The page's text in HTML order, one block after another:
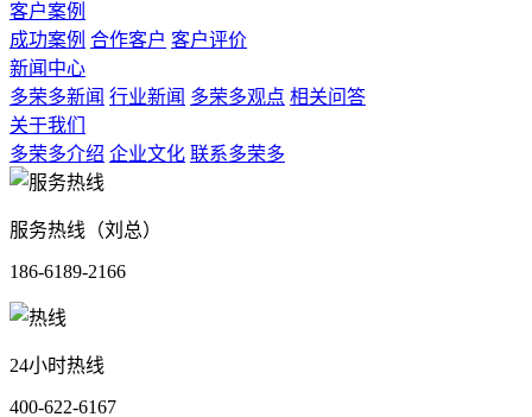
客户案例
成功案例 合作客户 客户评价
新闻中心
多荣多新闻 行业新闻 多荣多观点 相关问答
关于我们
多荣多介绍 企业文化 联系多荣多
服务热线（刘总）
186-6189-2166
24小时热线
400-622-6167